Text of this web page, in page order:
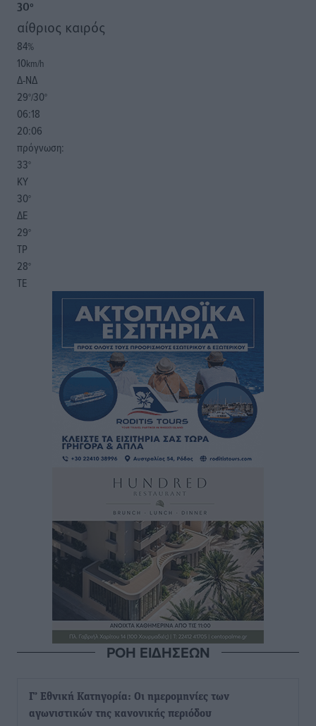
30°
αίθριος καιρός
84%
10km/h
Δ-ΝΔ
29°/30°
06:18
20:06
πρόγνωση:
33°
ΚΥ
30°
ΔΕ
29°
ΤΡ
28°
ΤΕ
ΡΟΗ ΕΙΔΗΣΕΩΝ
Γ’ Εθνική Κατηγορία: Οι ημερομηνίες των
αγωνιστικών της κανονικής περιόδου